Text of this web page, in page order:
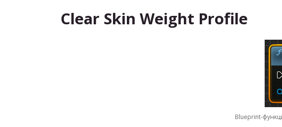
Clear Skin Weight Profile
Blueprint-